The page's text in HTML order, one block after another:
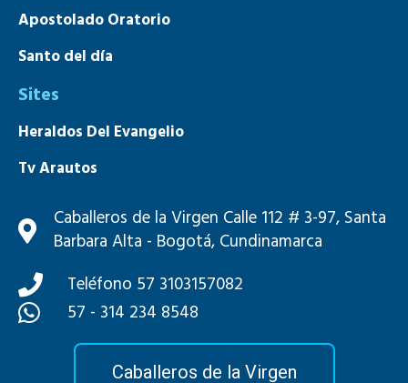
Apostolado Oratorio
Santo del día
Sites
Heraldos Del Evangelio
Tv Arautos
Mons. João S. Clá Dias
Caballeros de la Virgen Calle 112 # 3-97, Santa
Barbara Alta - Bogotá, Cundinamarca
Teléfono 57 3103157082
57 - 314 234 8548
Caballeros de la Virgen